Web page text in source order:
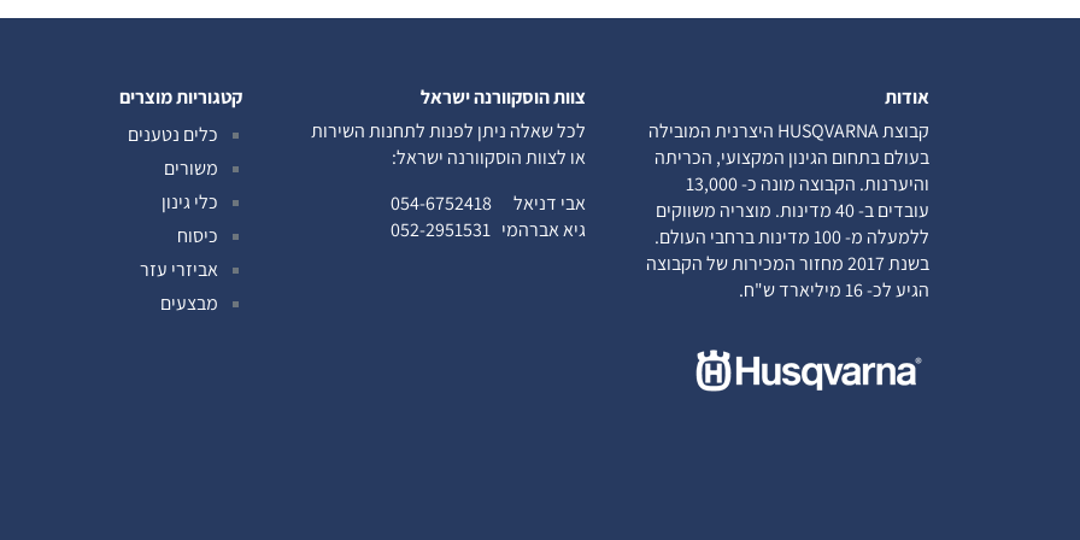
אודות
קבוצת HUSQVARNA היצרנית המובילה
בעולם בתחום הגינון המקצועי, הכריתה
והיערנות. הקבוצה מונה כ- 13,000
עובדים ב- 40 מדינות. מוצריה משווקים
ללמעלה מ- 100 מדינות ברחבי העולם.
בשנת 2017 מחזור המכירות של הקבוצה
הגיע לכ- 16 מיליארד ש"ח.
צוות הוסקוורנה ישראל
לכל שאלה ניתן לפנות לתחנות השירות
או לצוות הוסקוורנה ישראל:
אבי דניאל 054-6752418
גיא אברהמי 052-2951531
קטגוריות מוצרים
כלים נטענים
משורים
כלי גינון
כיסוח
אביזרי עזר
מבצעים